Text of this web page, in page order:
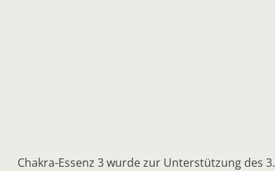
Chakra-Essenz 3 wurde zur Unterstützung des